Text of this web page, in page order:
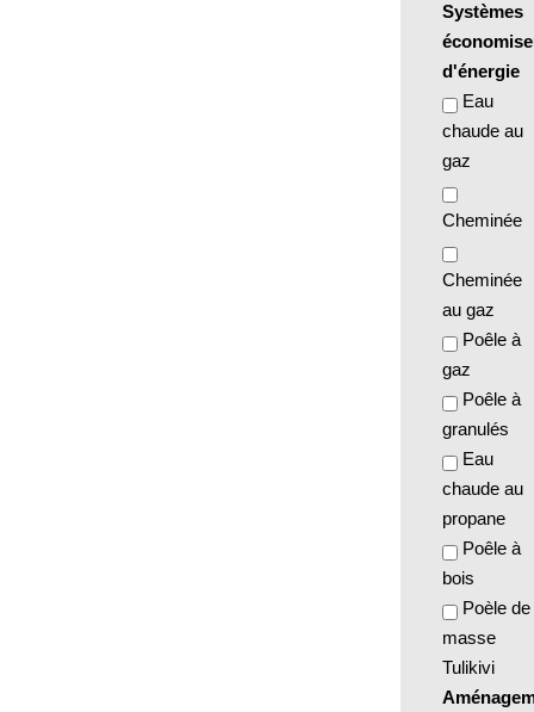
Systèmes
d'énergie
Eau
chaude au
gaz
Cheminée
Cheminée
au gaz
Poêle à
gaz
Poêle à
granulés
Eau
chaude au
propane
Poêle à
bois
Poèle de
masse
Tulikivi